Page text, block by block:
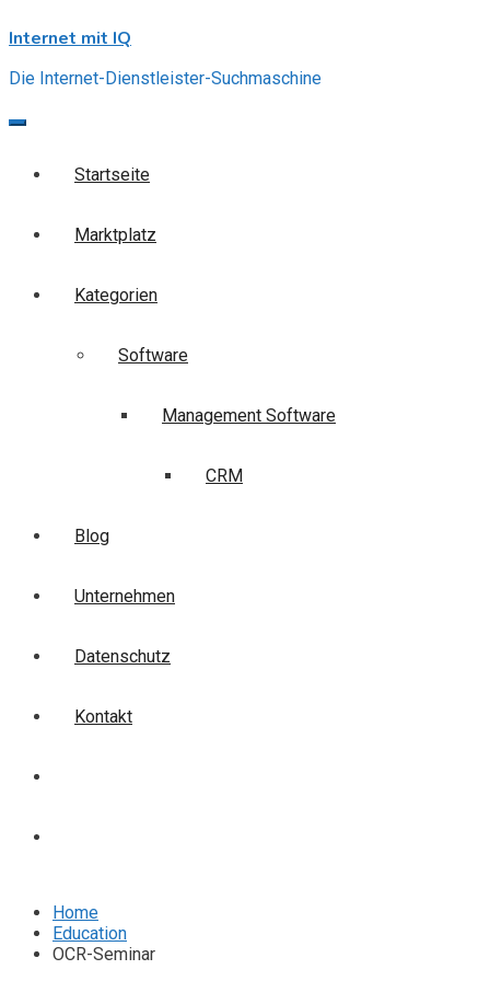
to
Internet mit IQ
Die Internet-Dienstleister-Suchmaschine
Startseite
Marktplatz
Kategorien
Software
Management Software
CRM
Blog
Unternehmen
Datenschutz
Kontakt
Home
Education
OCR-Seminar